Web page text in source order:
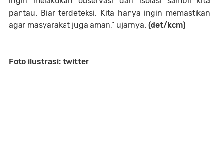
pantau. Biar terdeteksi. Kita hanya ingin memastikan
agar masyarakat juga aman,” ujarnya. (det/kcm)
Foto ilustrasi: twitter